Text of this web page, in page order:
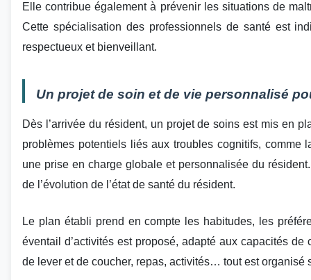
Elle contribue également à prévenir les situations de
Cette spécialisation des professionnels de santé est
respectueux et bienveillant.
Un projet de soin et de vie personnalisé
Dès l’arrivée du résident, un projet de soins est mis en
problèmes potentiels liés aux troubles cognitifs, comme
une prise en charge globale et personnalisée du
de l’évolution de l’état de santé du résident.
Le plan établi prend en compte les habitudes, les
éventail d’activités est proposé, adapté aux capacités
de lever et de coucher, repas, activités… tout est organisé